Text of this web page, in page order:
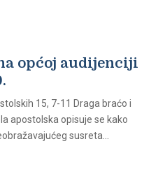
općoj audijenciji
15, 7-11 Draga braćo i
apostolska opisuje se kako
susreta...